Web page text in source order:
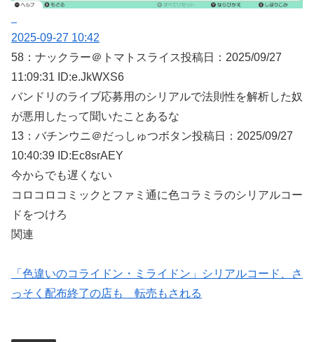
2025-09-27 10:42
58： ナックラー＠トマトスライス投稿日：2025/09/27
11:09:31 ID:e.JkWXS6
バンドリのライブ応募用のシリアルで法則性を解析した奴
が悪用したって聞いたことあるな
13： バチンウニ＠だっしゅつボタン投稿日：2025/09/27
10:40:39 ID:Ec8srAEY
今からでも遅くない
コロコロコミックとファミ通に色コラミラのシリアルコー
ドをつけろ
関連
「色違いのコライドン・ミライドン」シリアルコード、さ
っそく配布終了の店も 転売もされる